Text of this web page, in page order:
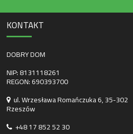
KONTAKT
DOBRY DOM
NIP: 8131118261
REGON: 690393700
ul. Wrzesława Romańczuka 6, 35-302
Rzeszów
+48 17 852 52 30